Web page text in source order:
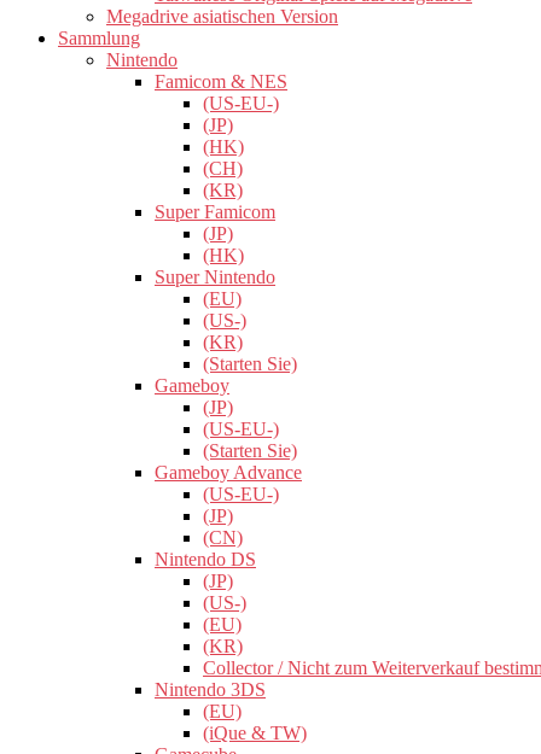
Megadrive asiatischen Version
Sammlung
Nintendo
Famicom & NES
(US-EU-)
(JP)
(HK)
(CH)
(KR)
Super Famicom
(JP)
(HK)
Super Nintendo
(EU)
(US-)
(KR)
(Starten Sie)
Gameboy
(JP)
(US-EU-)
(Starten Sie)
Gameboy Advance
(US-EU-)
(JP)
(CN)
Nintendo DS
(JP)
(US-)
(EU)
(KR)
Collector / Nicht zum Weiterverkauf
Nintendo 3DS
(EU)
(iQue & TW)